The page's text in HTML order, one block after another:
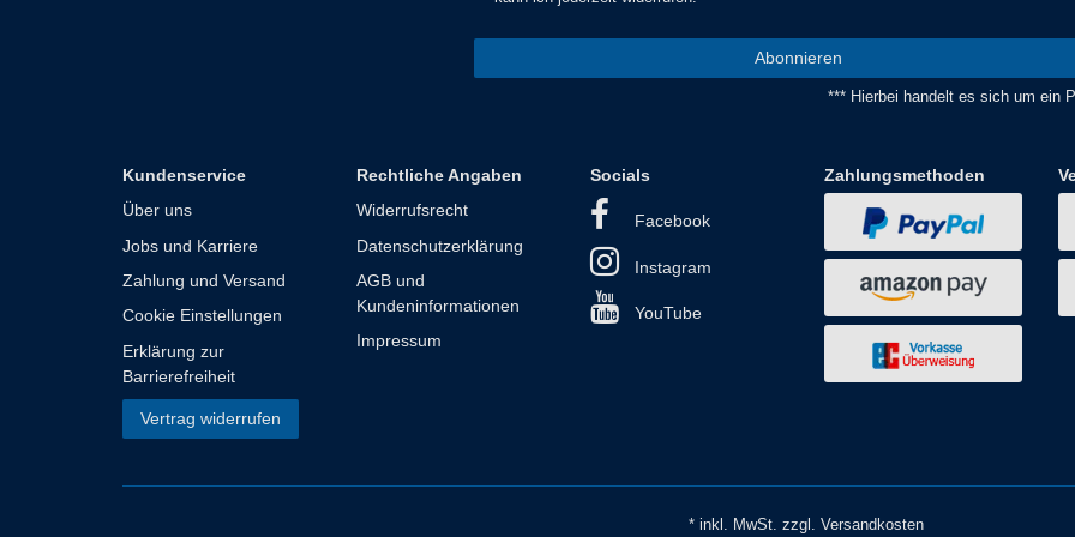
Abonnieren
*** Hierbei handelt es sich um ein
Kundenservice
Über uns
Jobs und Karriere
Zahlung und Versand
Cookie Einstellungen
Erklärung zur
Barrierefreiheit
Vertrag widerrufen
Rechtliche Angaben
Widerrufsrecht
Datenschutzerklärung
AGB und
Kundeninformationen
Impressum
Socials
Facebook
Instagram
YouTube
Zahlungsmethoden
* inkl. MwSt. zzgl. Versandkosten